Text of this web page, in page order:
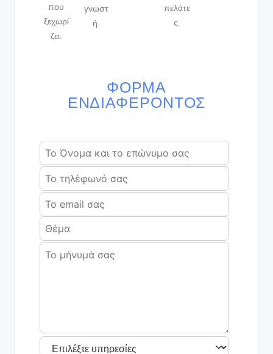
που
ξεχωρί
ζει.
γνωστ
ή.
πελάτε
ς.
ΦΌΡΜΑ
ΕΝΔΙΑΦΈΡΟΝΤΟΣ